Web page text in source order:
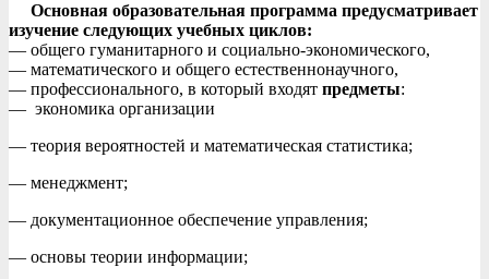
Основная образовательная программа предусматривает
изучение следующих учебных циклов:
— общего гуманитарного и социально-экономического,
— математического и общего естественнонаучного,
— профессионального, в который входят предметы:
— экономика организации
— теория вероятностей и математическая статистика;
— менеджмент;
— документационное обеспечение управления;
— основы теории информации;